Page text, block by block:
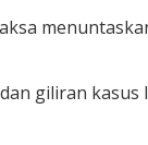
giliran